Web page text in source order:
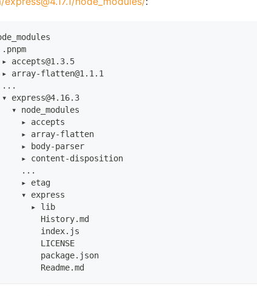
.pnpm
▸ accepts@1.3.5
array-flatten@1.1.1
▾ express@4.16.3
▾ node_modules
▸ accepts
▸ array-flatten
▸ body-parser
▸ content-disposition
...
▸ etag
▾ express
▸ lib
History.md
index.js
LICENSE
package.json
Readme.md